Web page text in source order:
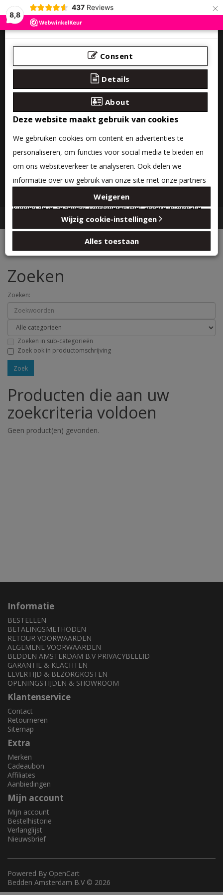
8,8
437 Reviews ×
0 product(en) - €0,00
Zoeken
Zoeken:
Zoeken in sub-categorieën
Zoek ook in productomschrijving
Producten die aan uw
zoekcriteria voldoen
Geen product(en) gevonden.
Informatie
BESTELLEN
BETALINGSMETHODEN
RETOUR VOORWAARDEN
ALGEMENE VOORWAARDEN
BEDDEN AMSTERDAM B.V PRIVACYBELEID
GARANTIE & KLACHTEN
LEVERTIJD & BEZORGKOSTEN
OPENINGSTIJDEN & SHOWROOM
Klantenservice
Contact
Retourneren
Sitemap
Extra
Merken
Cadeaubon
Affiliates
Aanbiedingen
Mijn account
Mijn account
Bestelhistorie
Verlanglijst
Nieuwsbrief
Consent
Details
About
Deze website maakt gebruik van cookies
We gebruiken cookies om content en advertenties te
personaliseren, om functies voor social media te bieden en
om ons websiteverkeer te analyseren. Ook delen we
informatie over uw gebruik van onze site met onze partners
voor social media, adverteren en analyse. Deze partners
kunnen deze gegevens combineren met andere informatie
die u aan ze heeft verstrekt of die ze hebben verzameld op
basis van uw gebruik van hun services.
Weigeren
Wijzig cookie-instellingen
Alles toestaan
Powered By OpenCart
Bedden Amsterdam B.V © 2026